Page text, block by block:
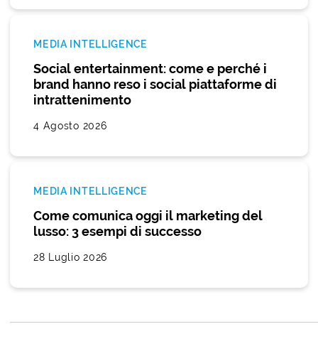
MEDIA INTELLIGENCE
Social entertainment: come e perché i
brand hanno reso i social piattaforme di
intrattenimento
4 Agosto 2026
MEDIA INTELLIGENCE
Come comunica oggi il marketing del
lusso: 3 esempi di successo
28 Luglio 2026